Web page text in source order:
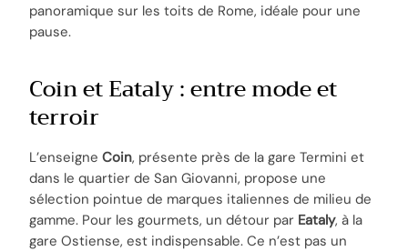
panoramique sur les toits de Rome, idéale pour une
pause.
Coin et Eataly : entre mode et
terroir
L’enseigneCoin, présente près de la gare Termini et
dans le quartier de San Giovanni, propose une
sélection pointue de marques italiennes de milieu de
gamme. Pour les gourmets, un détour par Eataly, à la
gare Ostiense, est indispensable. Ce n’est pas un